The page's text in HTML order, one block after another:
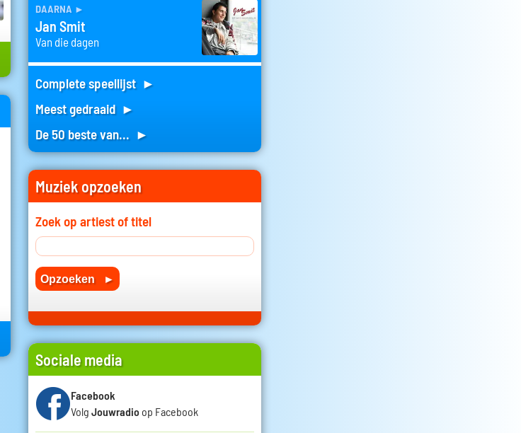
daarna ►
Jan Smit
Van die dagen
Complete speellijst ►
Meest gedraaid ►
De 50 beste van... ►
Muziek opzoeken
Zoek op artiest of titel
Sociale media
Facebook
Volg Jouwradio op Facebook